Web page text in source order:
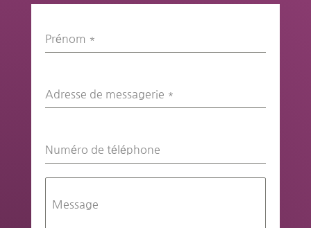
Prénom *
Adresse de messagerie *
Numéro de téléphone
Message